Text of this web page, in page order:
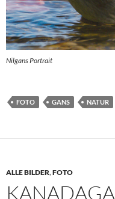
Nilgans Portrait
FOTO GANS NATUR
ALLE BILDER,FOTO